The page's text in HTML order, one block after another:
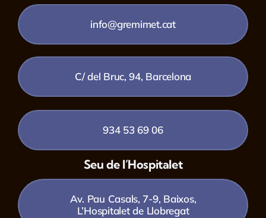
info@gremimet.cat
C/ del Bruc, 94, Barcelona
934 53 69 06
Seu de l’Hospitalet
Av. Pau Casals, 7-9, Baixos,
L’Hospitalet de Llobregat